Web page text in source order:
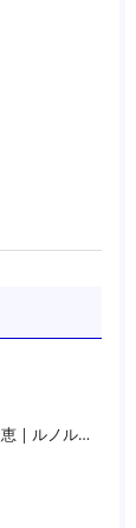
大阪・箕面占いスクール 原 史恵 | ルノルマンカード読み方のコツ「雲」 仕事をテーマに占った場合